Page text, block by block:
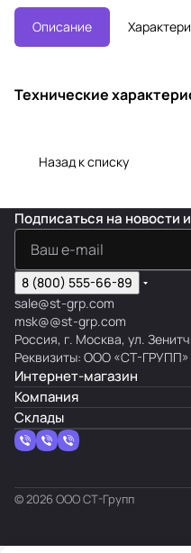
Описание
Технические
Назад к списку
Подписаться на новости
8 (800) 555-66-89
sale@st-grp.com
msk@@st-grp.com
Россия, г. Москва, ул.
Реквизиты: ООО «СТ-ГРУПП»
Интернет-магазин
Компания
Склады
© 2026 ООО СТ-Групп